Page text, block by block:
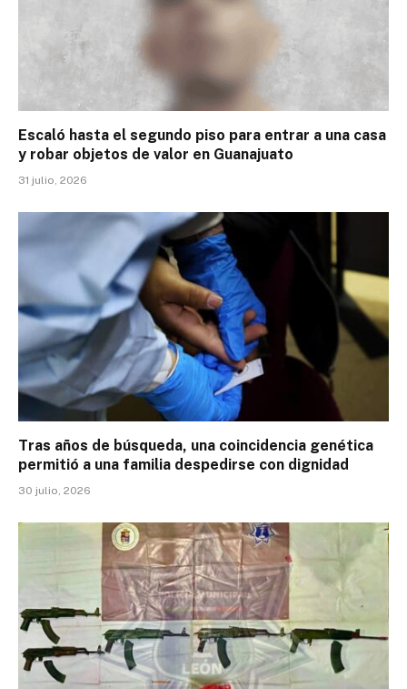
Escaló hasta el segundo piso para entrar a una casa
y robar objetos de valor en Guanajuato
31 julio, 2026
Tras años de búsqueda, una coincidencia genética
permitió a una familia despedirse con dignidad
30 julio, 2026